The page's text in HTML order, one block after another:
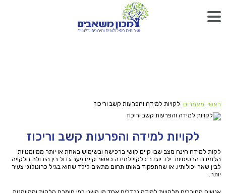
ראשי מאמרים לקויות למידה והפרעות קשב וריכוז
לקויות למידה והפרעות קשב וריכוז
לקות למידה הינה מצב שבו קיים קושי ברכישה ובשימוש באחת או יותר ממיומנויות
הלמידה הבסיסיות. ילד יוגדר כלקוי למידה כאשר קיים פער גדול בין היכולת הלקויה
לבין שאר יכולותיו, או שהתפקוד באותו תחום מתאים לילד שהוא בגיל כרונולוגי צעיר
יותר.